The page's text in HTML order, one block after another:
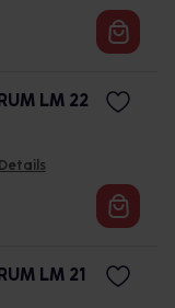
LM 22
LM 21